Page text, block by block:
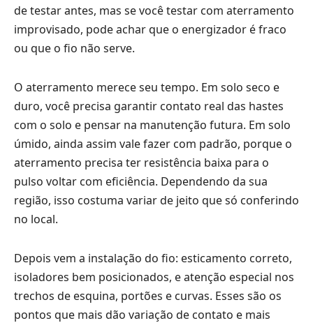
de testar antes, mas se você testar com aterramento
improvisado, pode achar que o energizador é fraco
ou que o fio não serve.
O aterramento merece seu tempo. Em solo seco e
duro, você precisa garantir contato real das hastes
com o solo e pensar na manutenção futura. Em solo
úmido, ainda assim vale fazer com padrão, porque o
aterramento precisa ter resistência baixa para o
pulso voltar com eficiência. Dependendo da sua
região, isso costuma variar de jeito que só conferindo
no local.
Depois vem a instalação do fio: esticamento correto,
isoladores bem posicionados, e atenção especial nos
trechos de esquina, portões e curvas. Esses são os
pontos que mais dão variação de contato e mais